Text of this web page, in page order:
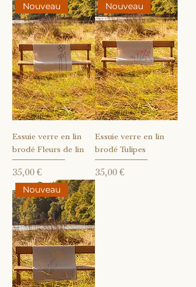
Nouveau
Essuie verre en lin
brodé Fleurs de lin
Prix
35,00 €
Nouveau
Essuie verre en lin
brodé Tulipes
Prix
35,00 €
Nouveau